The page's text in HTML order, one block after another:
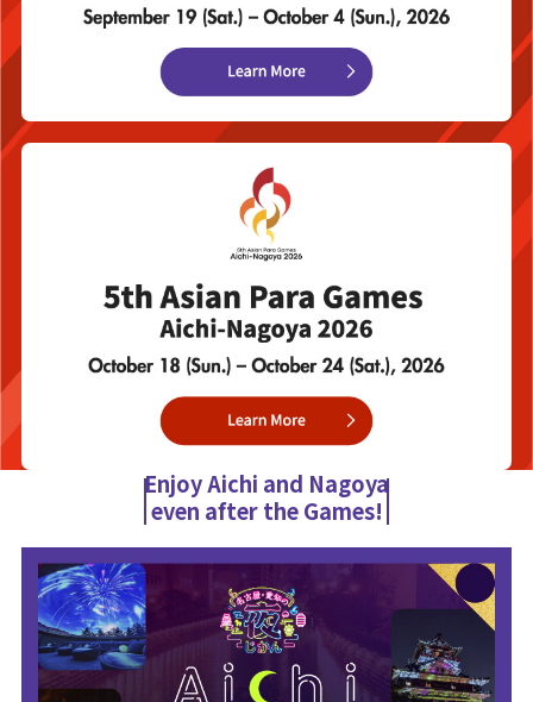
Enjoy Aichi and Nagoya
even after the Games!